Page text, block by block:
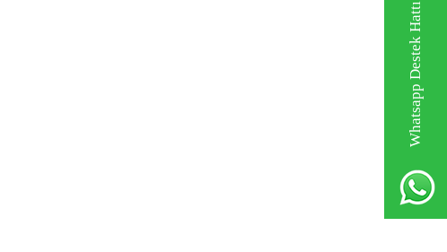
Whatsapp Destek Hattı